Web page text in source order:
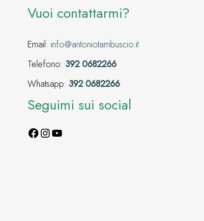
Vuoi contattarmi?
Email: info@antoniotambuscio.it
Telefono: 392 0682266
Whatsapp: 392 0682266
Seguimi sui social